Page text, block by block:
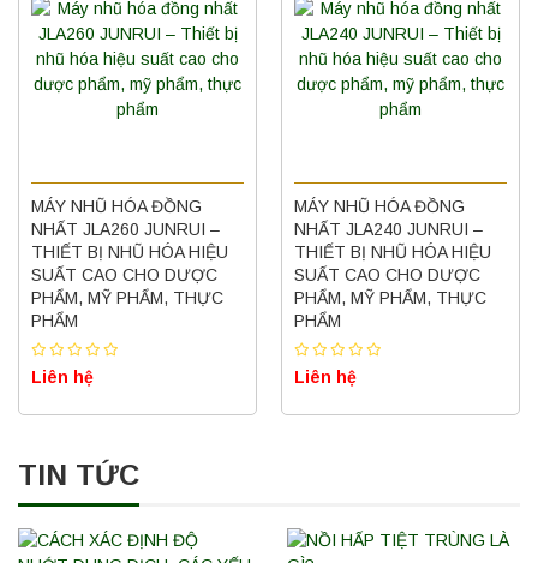
MÁY NHŨ HÓA ĐỒNG
NHẤT JLA260 JUNRUI –
THIẾT BỊ NHŨ HÓA HIỆU
SUẤT CAO CHO DƯỢC
PHẨM, MỸ PHẨM, THỰC
PHẨM
Liên hệ
MÁY NHŨ HÓA ĐỒNG
NHẤT JLA240 JUNRUI –
THIẾT BỊ NHŨ HÓA HIỆU
SUẤT CAO CHO DƯỢC
PHẨM, MỸ PHẨM, THỰC
PHẨM
Liên hệ
TIN TỨC